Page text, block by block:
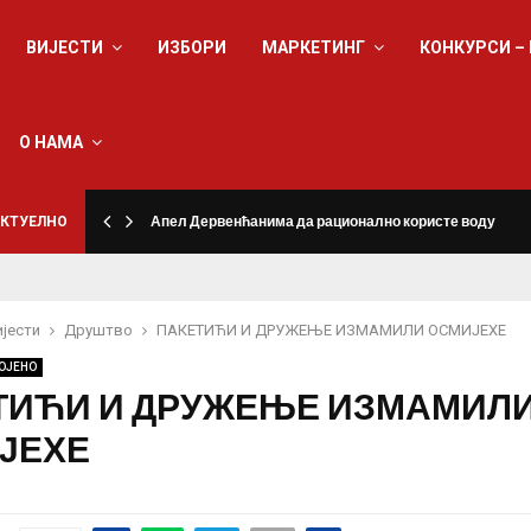
ВИЈЕСТИ ИЗБОРИ МАРКЕТИНГ КОНКУРСИ
О НАМА
Апел Дервенћанима да рационално користе воду
Друштво ПАКЕТИЋИ И ДРУЖЕЊЕ ИЗМАМИЛИ ОСМИЈЕХЕ
И ДРУЖЕЊЕ